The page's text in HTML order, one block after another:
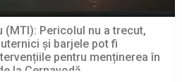
(MTI): Pericolul nu a trecut,
și barjele pot fi
pentru menținerea în
la Cernavodă